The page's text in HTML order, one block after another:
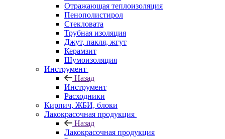
Отражающая теплоизоляция
Пенополистирол
Стекловата
Трубная изоляция
Джут, пакля, жгут
Керамзит
Шумоизоляция
Инструмент
Назад
Инструмент
Расходники
Кирпич, ЖБИ, блоки
Лакокрасочная продукция
Назад
Лакокрасочная продукция